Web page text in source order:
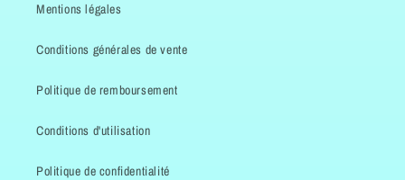
Mentions légales
Conditions générales de vente
Politique de remboursement
Conditions d'utilisation
Politique de confidentialité